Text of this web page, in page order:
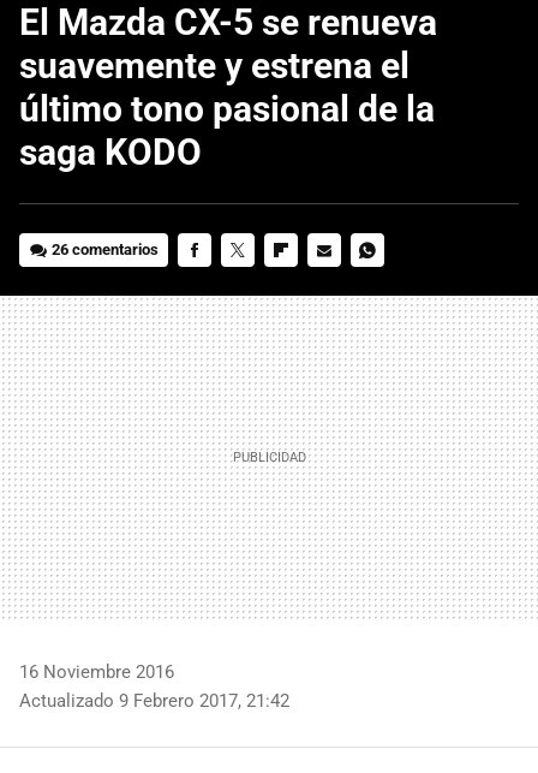
El Mazda CX-5 se renueva
suavemente y estrena el
último tono pasional de la
saga KODO
26 comentarios
MAIL
16 Noviembre 2016
Actualizado 9 Febrero 2017, 21:42